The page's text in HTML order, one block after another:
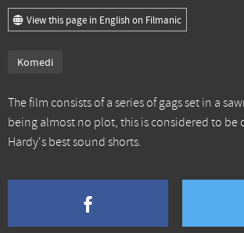
View this page in English on Filmanic
Komedi
The film consists of a series of gags set in a
being almost no plot, this is considered to be
Hardy's best sound shorts.